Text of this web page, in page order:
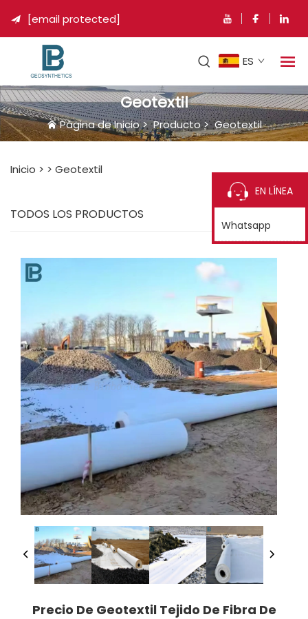
 [email protected]
ES
Geotextil
Página de Inicio>Producto>Geotextil
Inicio > > Geotextil
TODOS LOS PRODUCTOS
Precio De Geotextil Tejido De Fibra De
EN LÍNEA
Whatsapp